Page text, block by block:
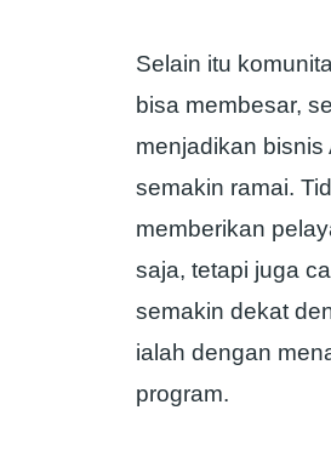
Selain itu
bisa membesar,
menjadikan bisnis
semakin ramai.
memberikan
saja, tetapi juga
semakin dekat
ialah dengan
program.